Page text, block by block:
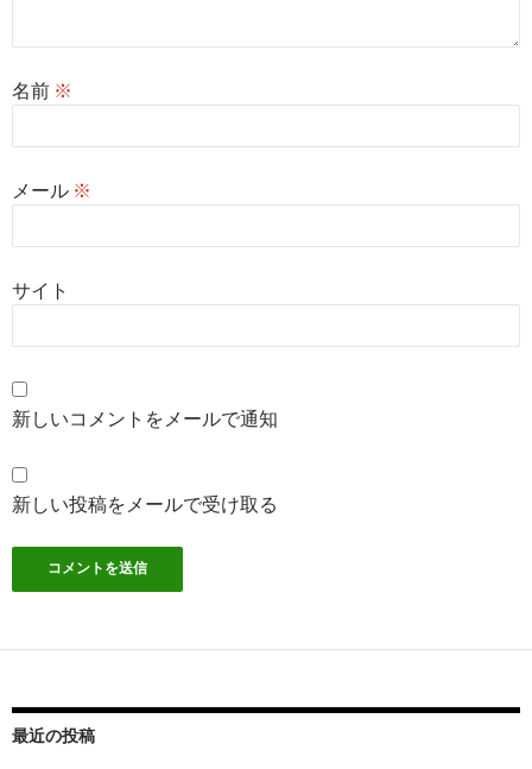
名前 ※
メール ※
サイト
新しいコメントをメールで通知
新しい投稿をメールで受け取る
最近の投稿